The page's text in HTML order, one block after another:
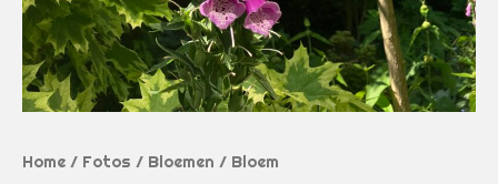
Home / Fotos / Bloemen / Bloem